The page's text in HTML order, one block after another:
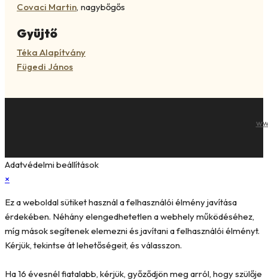
Covaci Martin, nagybőgős
Gyüjtő
Téka Alapítvány
Fügedi János
Adatvédelmi beállítások
×
Ez a weboldal sütiket használ a felhasználói élmény javítása
érdekében. Néhány elengedhetetlen a webhely működéséhez,
míg mások segítenek elemezni és javítani a felhasználói élményt.
Kérjük, tekintse át lehetőségeit, és válasszon.
Ha 16 évesnél fiatalabb, kérjük, győződjön meg arról, hogy szülője